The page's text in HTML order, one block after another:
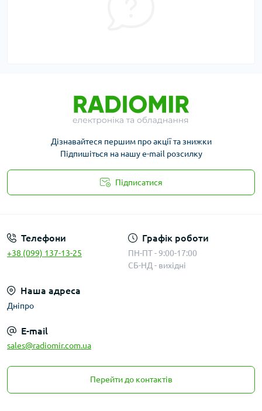
Дізнавайтеся першим про акції та знижки
Підпишіться на нашу e-mail розсилку
Підписатися
Телефони
+38 (099) 137-13-25
Графік роботи
ПН-ПТ - 9:00-17:00
СБ-НД - вихідні
Наша адреса
Дніпро
E-mail
sales@radiomir.com.ua
Перейти до контактів